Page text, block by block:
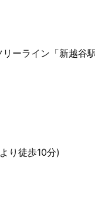
ーライン「新越谷
り徒歩10分)